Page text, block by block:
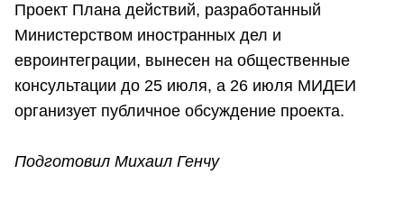
Проект Плана действий, разработанный
Министерством иностранных дел и
евроинтеграции, вынесен на общественные
консультации до 25 июля, а 26 июля МИДЕИ
организует публичное обсуждение проекта.
Подготовил Михаил Генчу